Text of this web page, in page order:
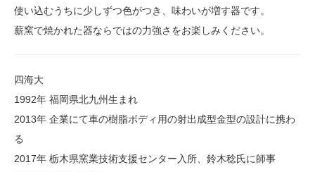
使い込むうちに少しずつ色がつき、味わいが増す器です。
薪窯で焼かれた器ならではの力強さをお楽しみください。
四海大
1992年 福岡県北九州生まれ
2013年 企業にて車の樹脂ボディ用の射出成型金型の設計に携わ
る
2017年 栃木県窯業技術支援センター入所、鈴木稔氏に師事